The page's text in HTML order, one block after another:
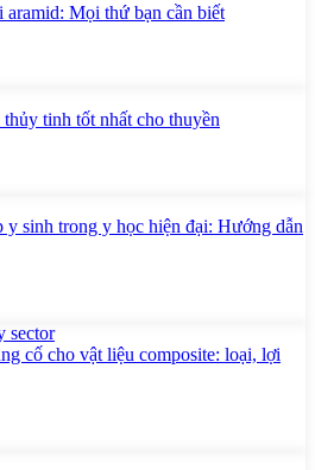
aramid: Mọi thứ bạn cần biết
tinh tốt nhất cho thuyền
y sinh trong y học hiện đại: Hướng dẫn
cố cho vật liệu composite: loại, lợi